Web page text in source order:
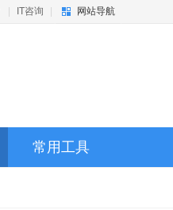
IT咨询 网站导航
常用工具